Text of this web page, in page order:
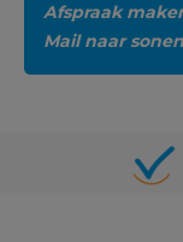
Afspraak
Mail naar